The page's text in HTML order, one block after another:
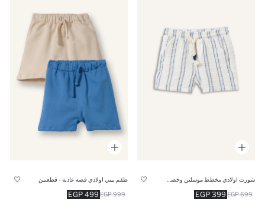
399 EGP 699 EGP
طقم بيبي اولادي قصة عادية - قطعتين
499 EGP 999 EGP